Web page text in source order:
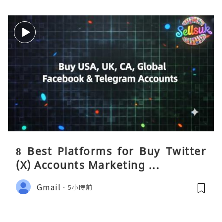
8 Best Platforms for Buy Twitter
(X) Accounts Marketing ...
Gmail 5小時前